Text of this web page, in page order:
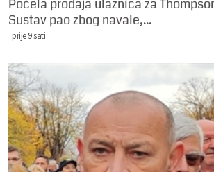
Počela prodaja ulaznica za
Sustav pao zbog navale,...
prije 9 sati